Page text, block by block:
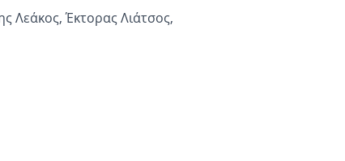
Λεάκος, Έκτορας Λιάτσος,